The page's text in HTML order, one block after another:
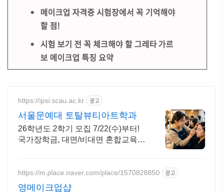
메이크업 자격증 시험장에서 꼭 기억해야
할 점!
시험 보기 전 꼭 체크해야 할 그레타 가르
보 메이크업 특징 요약
https://ipsi.scau.ac.kr 광고
서울문예대 토탈뷰티아트학과
26학년도 2학기 모집 7/22(수)부터!
국가장학금, 대면/비대면 혼합교육
성
https://m.place.naver.com/place/1570828850 광고
영메이크업샵